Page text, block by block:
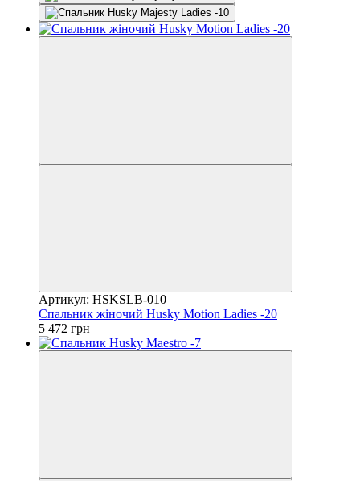
Артикул: HSKSLB-010
Спальник жіночий Husky Motion Ladies -20
5 472 грн